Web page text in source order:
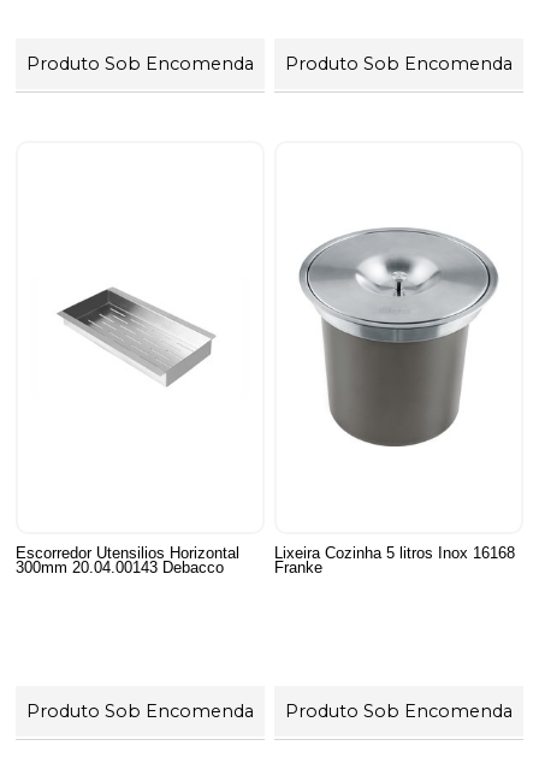
Produto Sob Encomenda Produto Sob Encomenda
Escorredor Utensilios Horizontal
300mm 20.04.00143 Debacco
Produto Sob Encomenda
Lixeira Cozinha 5 litros Inox 16168
Franke
Produto Sob Encomenda